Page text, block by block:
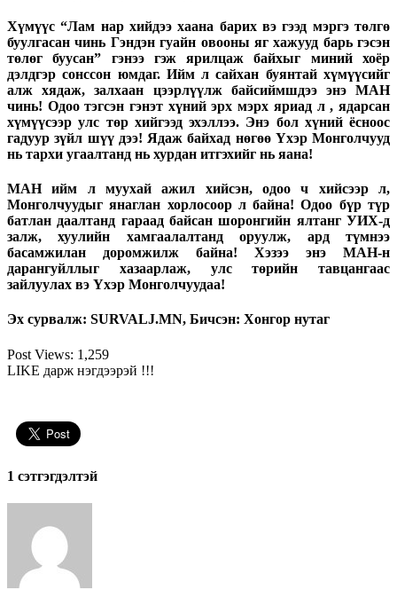
Хүмүүс “Лам нар хийдээ хаана барих вэ гээд мэргэ төлгө
буулгасан чинь Гэндэн гуайн овооны яг хажууд барь гэсэн
төлөг буусан” гэнээ гэж ярилцаж байхыг миний хоёр
дэлдгэр сонссон юмдаг. Ийм л сайхан буянтай хүмүүсийг
алж хядаж, залхаан цээрлүүлж байсиймшдээ энэ МАН
чинь! Одоо тэгсэн гэнэт хүний эрх мэрх яриад л , ядарсан
хүмүүсээр улс төр хийгээд эхэллээ. Энэ бол хүний ёсноос
гадуур зүйл шүү дээ! Ядаж байхад нөгөө Үхэр Монголчууд
нь тархи угаалтанд нь хурдан итгэхийг нь яана!
МАН ийм л муухай ажил хийсэн, одоо ч хийсээр л,
Монголчуудыг янаглан хорлосоор л байна! Одоо бүр түр
батлан даалтанд гараад байсан шоронгийн ялтанг УИХ-д
залж, хуулийн хамгаалалтанд оруулж, ард түмнээ
басамжилан доромжилж байна! Хэзээ энэ МАН-н
дарангуйллыг хазаарлаж, улс төрийн тавцангаас
зайлуулах вэ Үхэр Монголчуудаа!
Эх сурвалж: SURVALJ.MN, Бичсэн: Хонгор нутаг
Post Views: 1,259
LIKE дарж нэгдээрэй !!!
1 сэтгэгдэлтэй